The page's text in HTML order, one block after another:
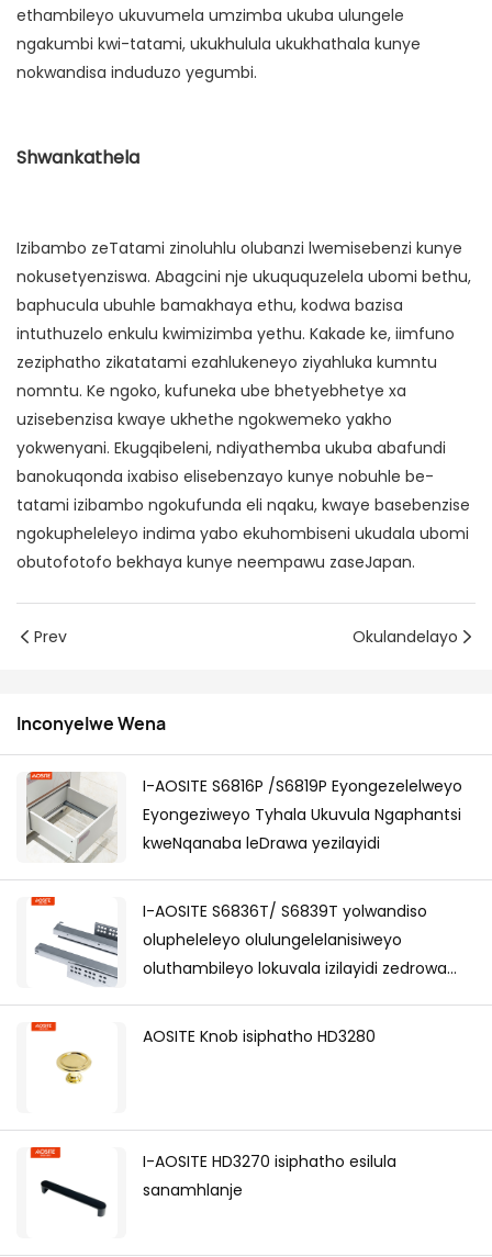
ethambileyo ukuvumela umzimba ukuba ulungele
ngakumbi kwi-tatami, ukukhulula ukukhathala kunye
nokwandisa induduzo yegumbi.
Shwankathela
Izibambo zeTatami zinoluhlu olubanzi lwemisebenzi kunye
nokusetyenziswa. Abagcini nje ukuququzelela ubomi bethu,
baphucula ubuhle bamakhaya ethu, kodwa bazisa
intuthuzelo enkulu kwimizimba yethu. Kakade ke, iimfuno
zeziphatho zikatatami ezahlukeneyo ziyahluka kumntu
nomntu. Ke ngoko, kufuneka ube bhetyebhetye xa
uzisebenzisa kwaye ukhethe ngokwemeko yakho
yokwenyani. Ekugqibeleni, ndiyathemba ukuba abafundi
banokuqonda ixabiso elisebenzayo kunye nobuhle be-
tatami izibambo ngokufunda eli nqaku, kwaye basebenzise
ngokupheleleyo indima yabo ekuhombiseni ukudala ubomi
obutofotofo bekhaya kunye neempawu zaseJapan.
Prev Okulandelayo
Inconyelwe Wena
I-AOSITE S6816P /S6819P Eyongezelelweyo
Eyongeziweyo Tyhala Ukuvula Ngaphantsi
kweNqanaba leDrawa yezilayidi
I-AOSITE S6836T/ S6839T yolwandiso
olupheleleyo olulungelelanisiweyo
oluthambileyo lokuvala izilayidi zedrowa
AOSITE Knob isiphatho HD3280
I-AOSITE HD3270 isiphatho esilula
sanamhlanje